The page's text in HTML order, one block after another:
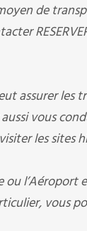
de
assurer les
aussi vous
les sites
ou
vous